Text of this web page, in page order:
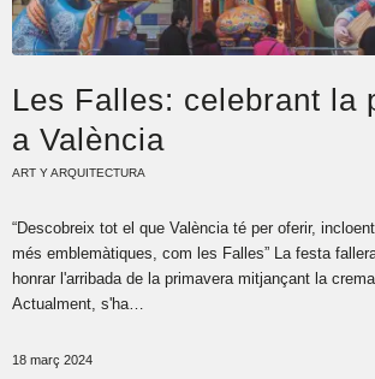
Les Falles: celebrant la
a València
ART Y ARQUITECTURA
“Descobreix tot el que València té per oferir,
més emblemàtiques, com les Falles” La festa
honrar l'arribada de la primavera mitjançant la
Actualment, s'ha…
18 març 2024